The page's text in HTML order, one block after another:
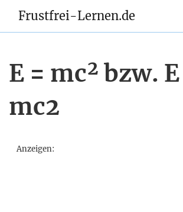
Frustfrei-Lernen.de
E = mc² bzw.
mc2
Anzeigen: